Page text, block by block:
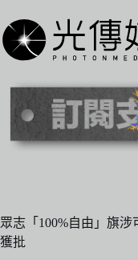
至
主
內
眾志「100%自由」旗
獲批